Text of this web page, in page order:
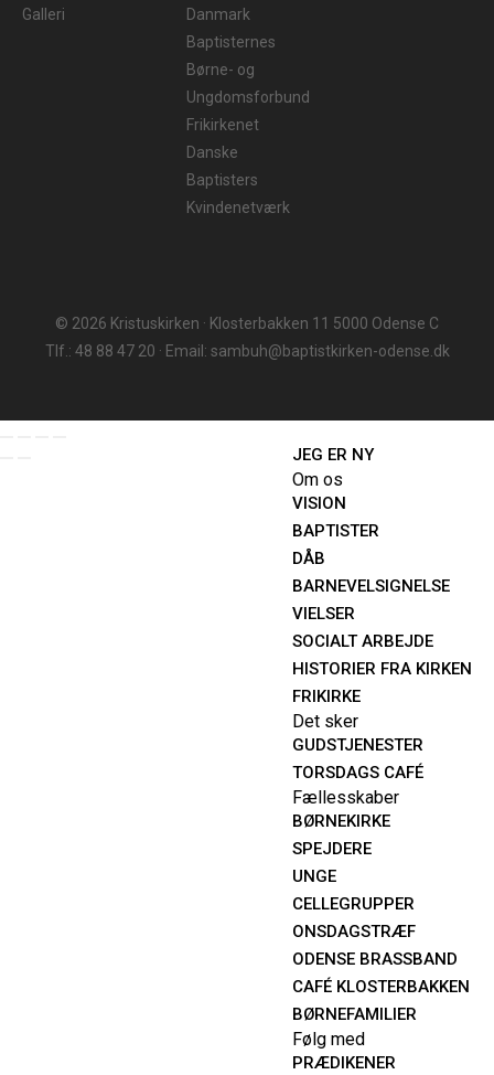
Galleri
Danmark
Baptisternes
Børne- og
Ungdomsforbund
Frikirkenet
Danske
Baptisters
Kvindenetværk
© 2026 Kristuskirken · Klosterbakken 11 5000 Odense C
Tlf.: 48 88 47 20 · Email: sambuh@baptistkirken-odense.dk
JEG ER NY
Om os
VISION
BAPTISTER
DÅB
BARNEVELSIGNELSE
VIELSER
SOCIALT ARBEJDE
HISTORIER FRA KIRKEN
FRIKIRKE
Det sker
GUDSTJENESTER
TORSDAGS CAFÉ
Fællesskaber
BØRNEKIRKE
SPEJDERE
UNGE
CELLEGRUPPER
ONSDAGSTRÆF
ODENSE BRASSBAND
CAFÉ KLOSTERBAKKEN
BØRNEFAMILIER
Følg med
PRÆDIKENER